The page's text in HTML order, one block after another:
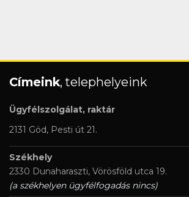
Címeink, telephelyeink
Ügyfélszolgálat, raktár
2131 Göd, Pesti út 21.
Székhely
2330 Dunaharaszti, Vörösföld utca 19.
(a székhelyen ügyfélfogadás nincs)